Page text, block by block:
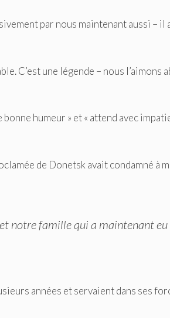
par nous maintenant aussi – il
C’est une légende – nous
humeur » et « attend avec
de Donetsk avait condamné à
notre famille qui a maintenant
années et servaient dans ses